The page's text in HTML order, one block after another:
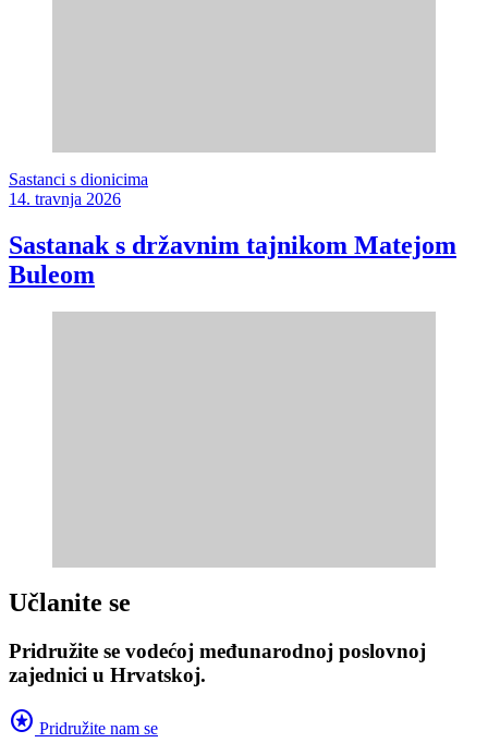
Sastanci s dionicima
14. travnja 2026
Sastanak s državnim tajnikom Matejom
Buleom
Učlanite se
Pridružite se vodećoj međunarodnoj poslovnoj
zajednici u Hrvatskoj.
stars Pridružite nam se